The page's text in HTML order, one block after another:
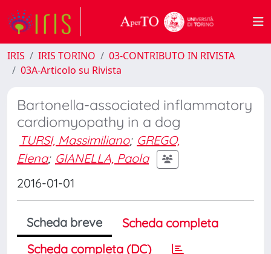
IRIS IRIS TORINO
03-CONTRIBUTO IN RIVISTA
03A-Articolo su Rivista
Bartonella-associated inflammatory
cardiomyopathy in a dog
TURSI, Massimiliano; GREGO,
Elena; GIANELLA, Paola
2016-01-01
Scheda breve
Scheda completa
Scheda completa (DC)